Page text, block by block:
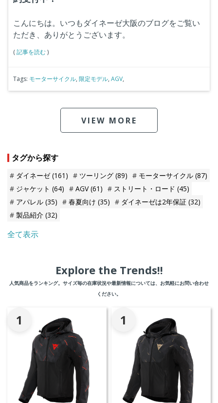
こんにちは。いつもダイネーゼ大阪のブログをご覧い
ただき、ありがとうございます。
(記事を読む)
Tags: モーターサイクル, 限定モデル, AGV,
VIEW MORE
タグから探す
ダイネーゼ(161) ツーリング (89) モーターサイクル (87)
ジャケット (64) AGV(61) ストリート・ロード (45)
アパレル (35) 春夏向け (35) ダイネーゼは2年保証 (32)
製品紹介 (32)
全て表示
Explore the Trends!!
人気商品をランキング。サイズ毎の在庫状況や最新情報については、お気軽にお問い合わせ
ください。
1 1